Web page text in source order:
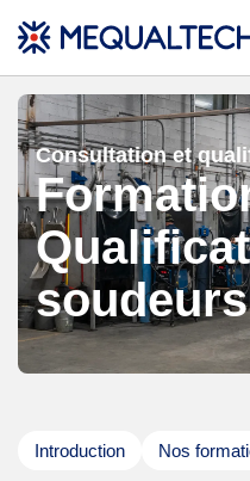
Consultation et
soudeurs
Introduction Nos